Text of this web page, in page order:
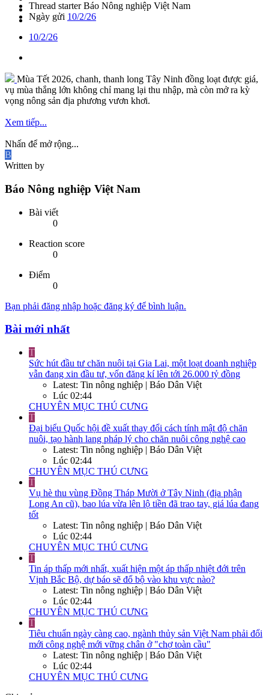
Thread starter Báo Nông nghiệp Việt Nam
Ngày gửi 10/2/26
10/2/26
Mùa Tết 2026, chanh, thanh long Tây Ninh đồng loạt được giá,
vụ mùa thắng lớn không chỉ mang lại thu nhập, mà còn mở ra kỳ
vọng nông sản địa phương vươn khơi.
Xem tiếp...
Nhấn để mở rộng...
B
Written by
Báo Nông nghiệp Việt Nam
Bài viết
0
Reaction score
0
Điểm
0
Bạn phải đăng nhập hoặc đăng ký để bình luận.
Bài mới nhất
T
Sức hút đầu tư chăn nuôi tại Gia Lai, một loạt doanh nghiệp
vẫn đang xin đầu tư, vốn đăng kí lên tới 26.000 tỷ đồng
Latest: Tin nông nghiệp | Báo Dân Việt
Lúc 02:44
CHUYÊN MỤC THÚ CƯNG
T
Đại biểu Quốc hội đề xuất thay đổi cách tính mật độ chăn
nuôi, tạo hành lang pháp lý cho chăn nuôi công nghệ cao
Latest: Tin nông nghiệp | Báo Dân Việt
Lúc 02:44
CHUYÊN MỤC THÚ CƯNG
T
Vụ hè thu vùng Đồng Tháp Mười ở Tây Ninh (địa phận
Long An cũ), bao lúa vừa lên lộ tiền đã trao tay, giá lúa đang
tốt
Latest: Tin nông nghiệp | Báo Dân Việt
Lúc 02:44
CHUYÊN MỤC THÚ CƯNG
T
Tin áp thấp mới nhất, xuất hiện một áp thấp nhiệt đới trên
Vịnh Bắc Bộ, dự báo sẽ đổ bộ vào khu vực nào?
Latest: Tin nông nghiệp | Báo Dân Việt
Lúc 02:44
CHUYÊN MỤC THÚ CƯNG
T
Tiêu chuẩn ngày càng cao, ngành thủy sản Việt Nam phải đổi
mới công nghệ mới vững chân ở "chợ toàn cầu"
Latest: Tin nông nghiệp | Báo Dân Việt
Lúc 02:44
CHUYÊN MỤC THÚ CƯNG